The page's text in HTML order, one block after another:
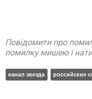
Повідомити про
помилку мишею і
канал звезда российские